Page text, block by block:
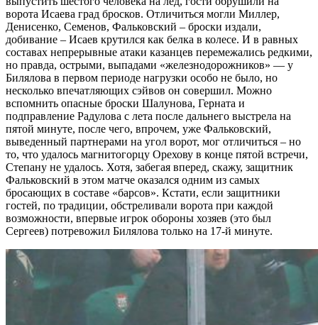
ворота Исаева град бросков. Отличиться могли Миллер,
Денисенко, Семенов, Фальковский – броски издали,
добивание – Исаев крутился как белка в колесе. И в равных
составах непрерывные атаки казанцев перемежались редкими,
но правда, острыми, выпадами «железнодорожников» — у
Билялова в первом периоде нагрузки особо не было, но
несколько впечатляющих сэйвов он совершил. Можно
вспомнить опасные броски Шалунова, Герната и
подправление Радулова с лета после дальнего выстрела на
пятой минуте, после чего, впрочем, уже Фальковский,
выведенный партнерами на угол ворот, мог отличиться – но
то, что удалось магнитогорцу Орехову в конце пятой встречи,
Степану не удалось. Хотя, забегая вперед, скажу, защитник
Фальковский в этом матче оказался одним из самых
бросающих в составе «барсов». Кстати, если защитники
гостей, по традиции, обстреливали ворота при каждой
возможности, впервые игрок обороны хозяев (это был
Сергеев) потревожил Билялова только на 17-й минуте.